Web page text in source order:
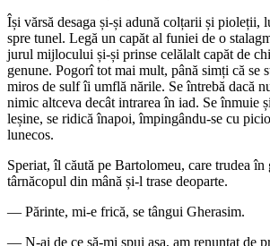
Își vărsă desaga și-și adună colțarii și pioleții,
spre tunel. Legă un capăt al funiei de o
jurul mijlocului și-și prinse celălalt capăt de
genune. Pogorî tot mai mult, până simți că se
miros de sulf îi umflă nările. Se întrebă dacă
nimic altceva decât intrarea în iad. Se înmuie
leșine, se ridică înapoi, împingându-se cu
lunecos.
Speriat, îl căută pe Bartolomeu, care trudea în
târnăcopul din mână și-l trase deoparte.
— Părinte, mi-e frică, se tângui Gherasim.
— N-ai de ce să-mi spui așa, am renunțat de